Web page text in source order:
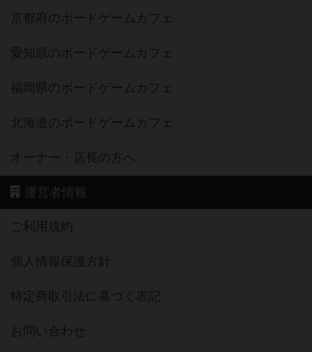
京都府のボードゲームカフェ
愛知県のボードゲームカフェ
福岡県のボードゲームカフェ
北海道のボードゲームカフェ
オーナー・店長の方へ
運営者情報
ご利用規約
個人情報保護方針
特定商取引法に基づく表記
お問い合わせ